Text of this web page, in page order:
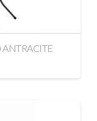
ANTRACITE